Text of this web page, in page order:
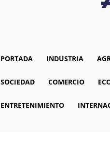
PORTADA INDUSTRIA
SOCIEDAD COMERCIO
ENTRETENIMIENTO